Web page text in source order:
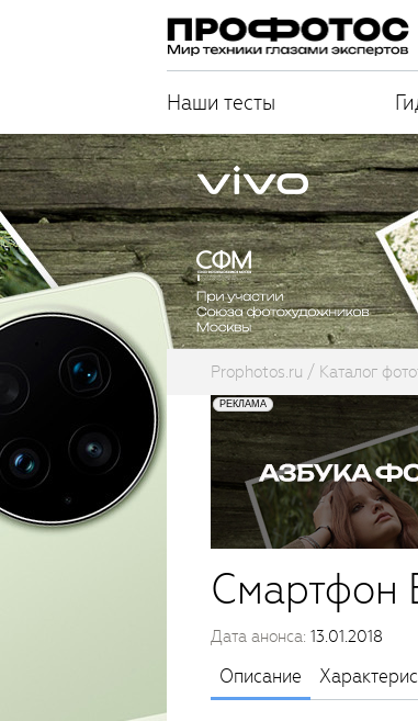
Наши тесты
Prophotos.ru Каталог
Смартфон
Дата анонса: 13.01.2018
Описание